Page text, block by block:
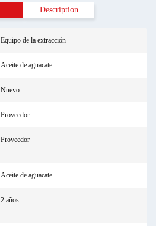
Description
Equipo de la extracción
Aceite de aguacate
Nuevo
Proveedor
Proveedor
Aceite de aguacate
2 años